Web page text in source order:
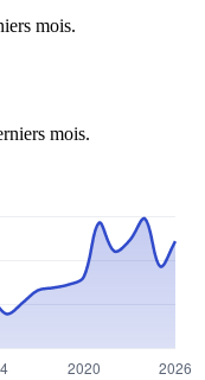
mois.
mois.